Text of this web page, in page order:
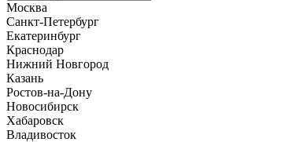
Москва
Санкт-Петербург
Екатеринбург
Краснодар
Нижний Новгород
Казань
Ростов-на-Дону
Новосибирск
Хабаровск
Владивосток